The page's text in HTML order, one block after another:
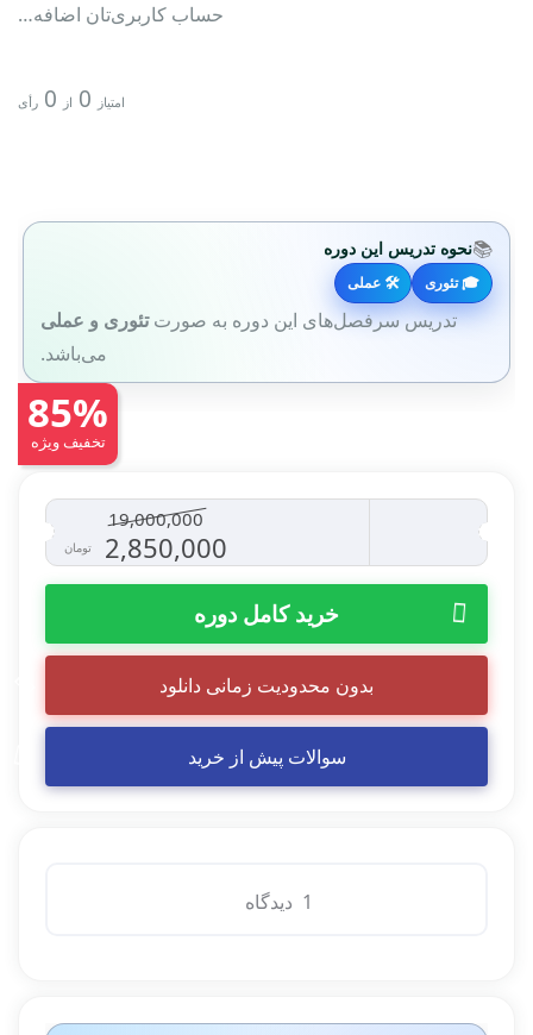
حساب کاربری‌تان اضافه…
امتیاز 0 از 0 رأی
📚نحوه تدریس این دوره
🎓 تئوری 🛠 عملی
تدریس سرفصل‌های این دوره به صورتتئوری و عملی
می‌باشد.
85%
تخفیف ویژه
19,000,000
قیمت
اصلی
19,000,000 تومان
بود.
2,850,000 تومان
قیمت
فعلی
است.
خرید کامل دوره
بدون محدودیت زمانی دانلود
سوالات پیش از خرید
1 دیدگاه